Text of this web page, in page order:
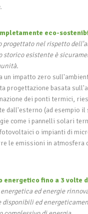
eco-
progettato nel rispetto
storico esistente è
un impatto zero
progettazione basata
dei ponti termici,
dall'esterno (ad esempio il
come i pannelli solari
o impianti di
le emissioni in atmosfera
energetico fino a 3 volte
ed energie
disponibili ed